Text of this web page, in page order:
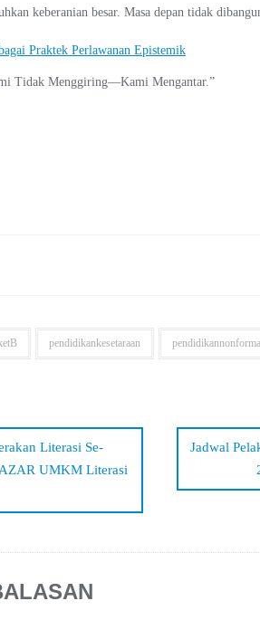
keberanian besar. Masa depan tidak
Praktek Perlawanan Epistemik
Tidak Menggiring—Kami Mengantar.”
pendidikankesetaraan
Literasi Se-
UMKM Literasi
Jadwal